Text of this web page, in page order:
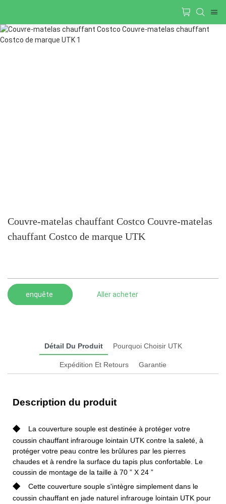
Couvre-matelas chauffant Costco Couvre-matelas
chauffant Costco de marque UTK
enquête Aller acheter
Détail Du Produit Pourquoi Choisir UTK
Expédition Et Retours Garantie
Description du produit
◆
La couverture souple est destinée à protéger votre
coussin chauffant infrarouge lointain UTK contre la saleté, à
protéger votre peau contre les brûlures par les pierres
chaudes et à rendre la surface du tapis plus confortable. Le
coussin de montage de la taille à 70 ” X 24 ”
◆
Cette couverture souple s'intègre simplement dans le
coussin chauffant en jade naturel infrarouge lointain UTK pour